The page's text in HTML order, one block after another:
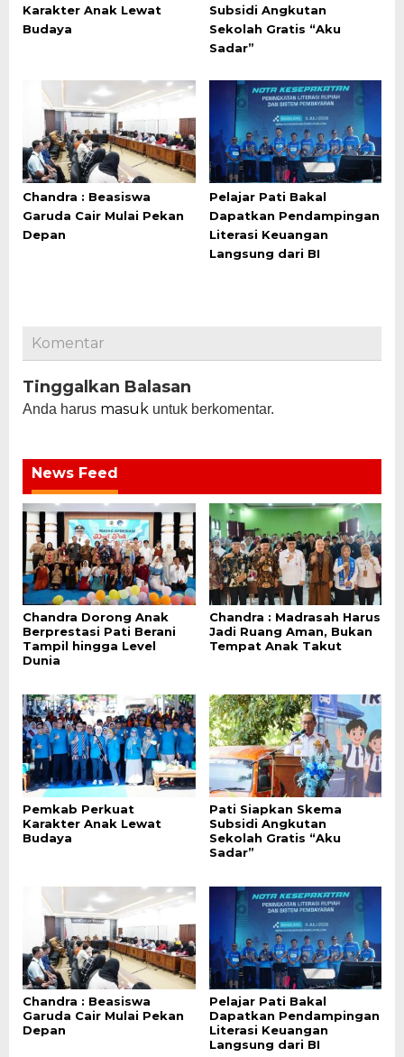
Karakter Anak Lewat
Budaya
Subsidi Angkutan
Sekolah Gratis “Aku
Sadar”
Chandra : Beasiswa
Garuda Cair Mulai Pekan
Depan
Pelajar Pati Bakal
Dapatkan Pendampingan
Literasi Keuangan
Langsung dari BI
Komentar
Tinggalkan Balasan
Anda harus masuk untuk berkomentar.
News Feed
Chandra Dorong Anak
Berprestasi Pati Berani
Tampil hingga Level
Dunia
Chandra : Madrasah Harus
Jadi Ruang Aman, Bukan
Tempat Anak Takut
Pemkab Perkuat
Karakter Anak Lewat
Budaya
Pati Siapkan Skema
Subsidi Angkutan
Sekolah Gratis “Aku
Sadar”
Chandra : Beasiswa
Garuda Cair Mulai Pekan
Depan
Pelajar Pati Bakal
Dapatkan Pendampingan
Literasi Keuangan
Langsung dari BI